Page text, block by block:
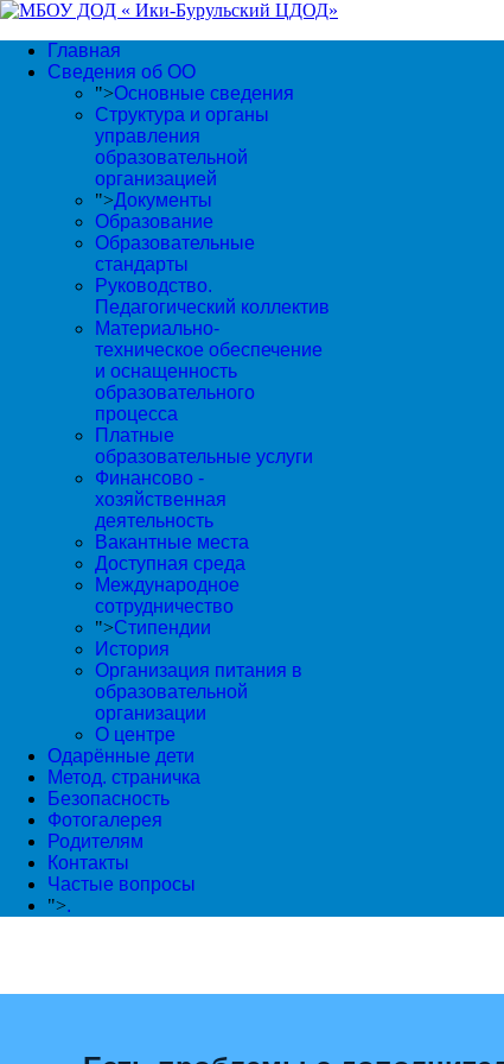
Главная
Сведения об ОО
">Основные сведения
Структура и органы
управления
образовательной
организацией
">Документы
Образование
Образовательные
стандарты
Руководство.
Педагогический коллектив
Материально-
техническое обеспечение
и оснащенность
образовательного
процесса
Платные
образовательные услуги
Финансово -
хозяйственная
деятельность
Вакантные места
Доступная среда
Международное
сотрудничество
">Стипендии
История
Организация питания в
образовательной
организации
О центре
Одарённые дети
Метод. страничка
Безопасность
Фотогалерея
Родителям
Контакты
Частые вопросы
">.